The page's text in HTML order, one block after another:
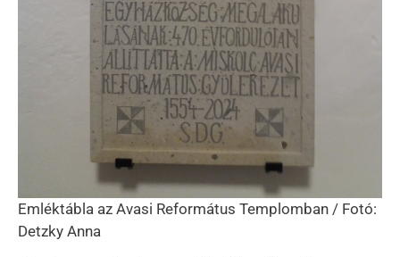
Emléktábla az Avasi Református Templomban / Fotó:
Detzky Anna